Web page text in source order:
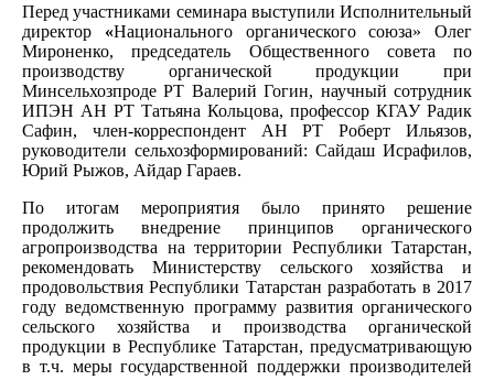
Перед участниками семинара выступили Исполнительный
директор «Национального органического союза» Олег
Мироненко, председатель Общественного совета по
производству органической продукции при
Минсельхозпроде РТ Валерий Гогин, научный сотрудник
ИПЭН АН РТ Татьяна Кольцова, профессор КГАУ Радик
Сафин, член-корреспондент АН РТ Роберт Ильязов,
руководители сельхозформирований: Сайдаш Исрафилов,
Юрий Рыжов, Айдар Гараев.
По итогам мероприятия было принято решение
продолжить внедрение принципов органического
агропроизводства на территории Республики Татарстан,
рекомендовать Министерству сельского хозяйства и
продовольствия Республики Татарстан разработать в 2017
году ведомственную программу развития органического
сельского хозяйства и производства органической
продукции в Республике Татарстан, предусматривающую
в т.ч. меры государственной поддержки производителей